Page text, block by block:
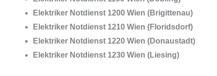
Elektriker Notdienst 1200 Wien (Brigittenau)
Elektriker Notdienst 1210 Wien (Floridsdorf)
Elektriker Notdienst 1220 Wien (Donaustadt)
Elektriker Notdienst 1230 Wien (Liesing)